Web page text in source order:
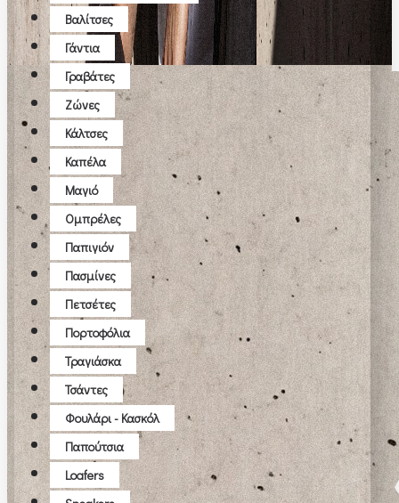
Βαλίτσες
Γάντια
Γραβάτες
Ζώνες
Κάλτσες
Καπέλα
Μαγιό
Ομπρέλες
Παπιγιόν
Πασμίνες
Πετσέτες
Πορτοφόλια
Τραγιάσκα
Τσάντες
Φουλάρι - Κασκόλ
Παπούτσια
Loafers